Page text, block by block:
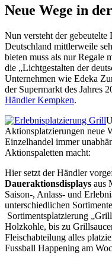
Neue Wege in
Nun versteht der gebeutelte
Deutschland mittlerweile
bieten muss als nur Regale
die „Lichtgestalten der
Unternehmen wie Edeka
der Supermarkt des Jahres
Händler Kempken.
Aktionsplatzierungen neue
Einzelhandel immer
Aktionspaletten macht:
Hier setzt der Händler
Daueraktionsdisplays aus
Saison-, Anlass- und
unterschiedlichen
Sortimentsplatzierung
Holzkohle, bis zu
Fleischabteilung alles
Fussball Happening am